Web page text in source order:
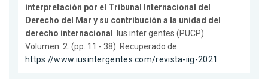
interpretación por el Tribunal Internacional del
Derecho del Mar y su contribución a la unidad del
derecho internacional . Ius inter gentes (PUCP).
Volumen: 2. (pp. 11 - 38). Recuperado de:
https://www.iusintergentes.com/revista-iig-2021